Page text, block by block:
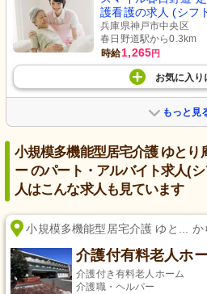
護看護の求人 (シフ
兵庫県神戸市中央区
春日野道駅から0.3km
時給1,265円
お気に入り
もっと見
小規模多機能型居宅介護 ゆとり
ー のパート・アルバイト求人(
人はこんな求人も見ています
小規模多機能型居宅介護 ゆと... か
介護付き有料老人ホーム
介護職・ヘルパー